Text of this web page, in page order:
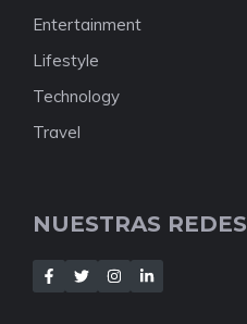
Entertainment
Lifestyle
Technology
Travel
NUESTRAS REDES